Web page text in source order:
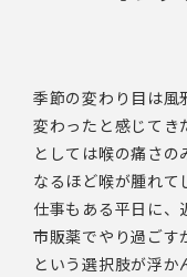
季節の変わり目は風
変わったと感じてき
としては喉の痛さの
なるほど喉が腫れて
仕事もある平日に、
市販薬でやり過ごす
という選択肢が浮か